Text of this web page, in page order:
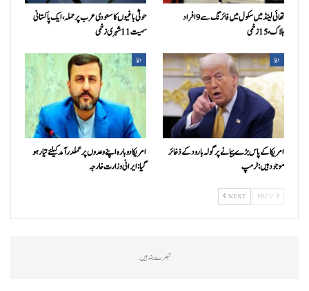
تھائی لینڈ میں سکول میں فائرنگ سے 9 افراد
ہلاک، 15 زخمی
حوثی باغیوں کا سعودی عرب پر حملہ، ایک پاکستانی
سمیت 11 شہری زخمی
دنیا
امریکا کے پاس بڑے پیمانے پر گولہ بارود کے ذخائر
موجود ہیں: ٹرمپ
دنیا
امریکا دوبارہ اپنے وعدوں پر عملدرآمد کیلئے تیار ہو
گیا: ایرانی وزارت خارجہ
NEXT
تبصرے بند ہیں.